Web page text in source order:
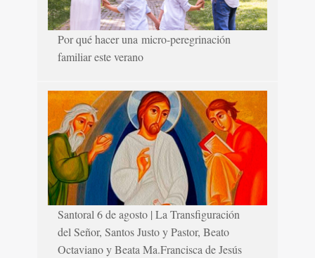
Por qué hacer una micro-peregrinación
familiar este verano
Santoral 6 de agosto | La Transfiguración
del Señor, Santos Justo y Pastor, Beato
Octaviano y Beata Ma.Francisca de Jesús